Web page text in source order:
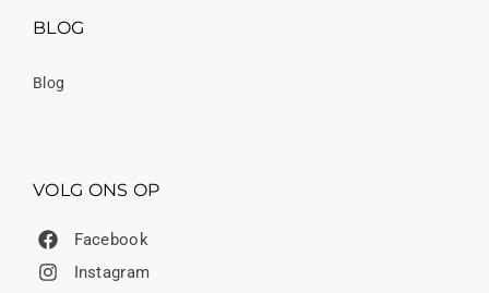
BLOG
Blog
VOLG ONS OP
Facebook
Instagram